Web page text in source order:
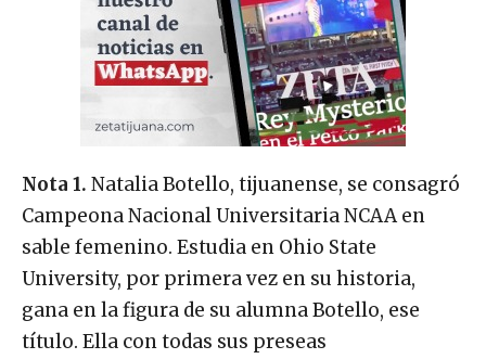
Nota 1. Natalia Botello, tijuanense, se consagró
Campeona Nacional Universitaria NCAA en
sable femenino. Estudia en Ohio State
University, por primera vez en su historia,
gana en la figura de su alumna Botello, ese
título. Ella con todas sus preseas